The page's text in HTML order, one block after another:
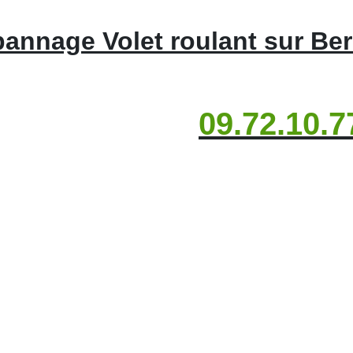
Volet roulant sur